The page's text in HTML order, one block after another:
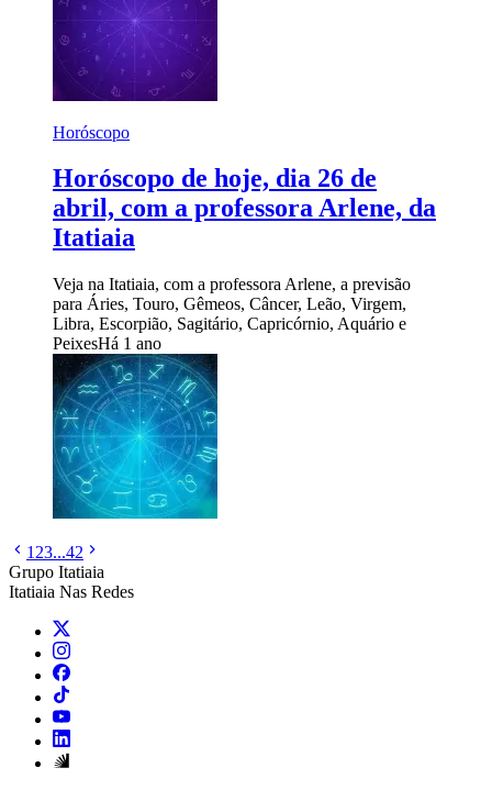
Horóscopo
Horóscopo de hoje, dia 26 de
abril, com a professora Arlene, da
Itatiaia
Veja na Itatiaia, com a professora Arlene, a previsão
para Áries, Touro, Gêmeos, Câncer, Leão, Virgem,
Libra, Escorpião, Sagitário, Capricórnio, Aquário e
PeixesHá 1 ano
1 23...42
Grupo Itatiaia
Itatiaia Nas Redes